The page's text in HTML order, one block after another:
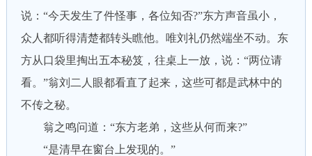
说：“今天发生了件怪事，各位知否?”东方声音虽小，
众人都听得清楚都转头瞧他。唯刘礼仍然端坐不动。东
方从口袋里掏出五本秘笈，往桌上一放，说：“两位请
看。”翁刘二人眼都看直了起来，这些可都是武林中的
不传之秘。
翁之鸣问道：“东方老弟，这些从何而来?”
“是清早在窗台上发现的。”